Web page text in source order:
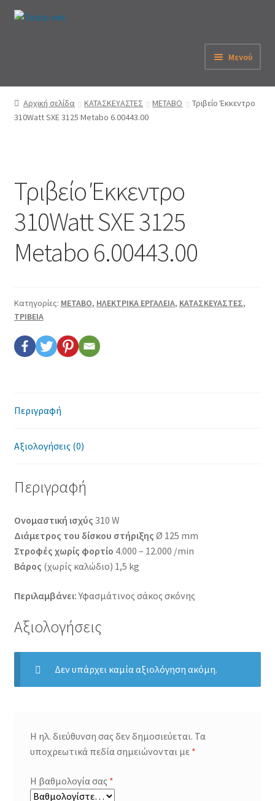
Απευθείας
Μετάβαση
Μενού
Αρχική
Εταιρεία
Λογαριασμός
Καλάθι
Παραγγελία
Όροι χρήσης
Πολιτική cookies
Αρχική σελίδα ΚΑΤΑΣΚΕΥΑΣΤΕΣ METABO
Τριβείο Έκκεντρο
310Watt SXE 3125 Metabo 6.00443.00
Τριβείο Έκκεντρο
310Watt SXE 3125
Metabo 6.00443.00
Κατηγορίες: METABO, ΗΛΕΚΤΡΙΚΑ ΕΡΓΑΛΕΙΑ, ΚΑΤΑΣΚΕΥΑΣΤΕΣ,
ΤΡΙΒΕΙΑ
Περιγραφή
Αξιολογήσεις (0)
Περιγραφή
Oνομαστική ισχύς 310 W
Διάμετρος του δίσκου στήριξης Ø 125 mm
Στροφές χωρίς φορτίο 4.000 – 12.000 /min
Βάρος (χωρίς καλώδιο) 1,5 kg
Περιλαμβάνει:Υφασμάτινος σάκος σκόνης
Αξιολογήσεις
Δεν υπάρχει καμία αξιολόγηση ακόμη.
Η ηλ. διεύθυνση σας δεν δημοσιεύεται. Τα
υποχρεωτικά πεδία σημειώνονται με *
Η βαθμολογία σας *